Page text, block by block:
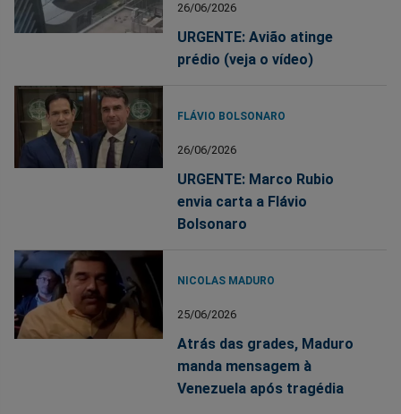
26/06/2026
URGENTE: Avião atinge
prédio (veja o vídeo)
FLÁVIO BOLSONARO
26/06/2026
URGENTE: Marco Rubio
envia carta a Flávio
Bolsonaro
NICOLAS MADURO
25/06/2026
Atrás das grades, Maduro
manda mensagem à
Venezuela após tragédia